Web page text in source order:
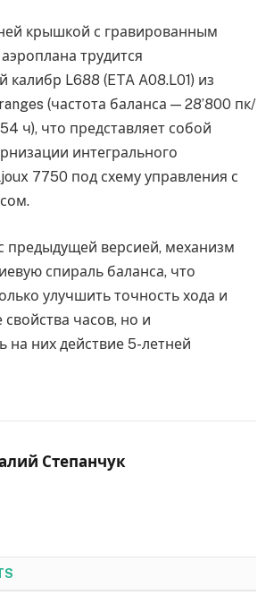
крышкой с гравированным
трудится
калибр L688 (ETA A08.L01) из
(частота баланса — 28’800 пк/
ч), что представляет собой
интегрального
7750 под схему управления с
предыдущей версией, механизм
спираль баланса, что
улучшить точность хода и
часов, но и
на них действие 5-летней
Степанчук